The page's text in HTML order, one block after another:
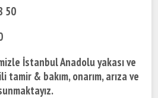
50
İstanbul Anadolu yakası ve
& bakım, onarım, arıza ve